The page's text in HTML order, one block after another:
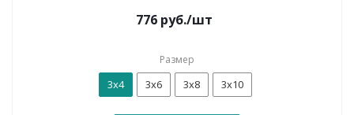
776 руб./шт
Размер
3х4 3х6 3х8 3х10